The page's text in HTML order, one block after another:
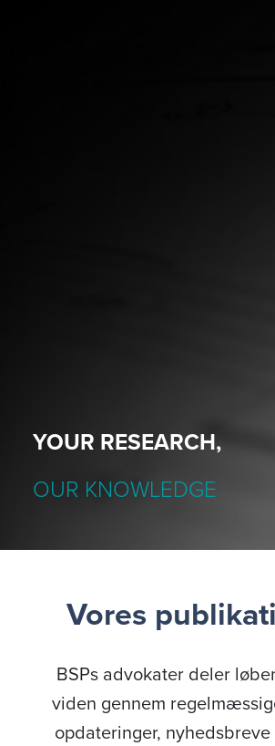
YOUR RESEARCH,
OUR KNOWLEDGE
Vores
BSPs advokater deler
viden gennem
opdateringer,